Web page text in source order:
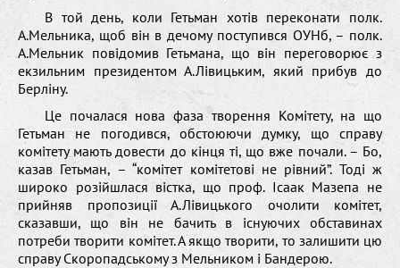
В той день, коли Гетьман хотів переконати полк.
А.Мельника, щоб він в дечому поступився ОУНб, – полк.
А.Мельник повідомив Гетьмана, що він переговорює з
екзильним президентом А.Лівицьким, який прибув до
Берліну.
Це почалася нова фаза творення Комітету, на що
Гетьман не погодився, обстоюючи думку, що справу
комітету мають довести до кінця ті, що вже почали. – Бо,
казав Гетьман, – “комітет комітетові не рівний”. Тоді ж
широко розійшлася вістка, що проф. Ісаак Мазепа не
прийняв пропозиції А.Лівицького очолити комітет,
сказавши, що він не бачить в існуючих обставинах
потреби творити комітет. А якщо творити, то залишити цю
справу Скоропадському з Мельником і Бандерою.